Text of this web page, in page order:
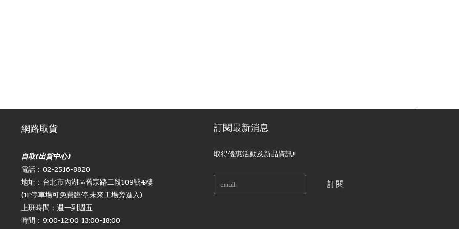
網路取貨
自取(出貨中心)
電話：02-2516-8820
地址：台北市內湖區舊宗路二段109號4樓
(1F停車場可免費臨停,未來工場旁進入)
上班時間：週一到週五
時間：9:00-12:00 13:00-18:00
訂閱最新消息
取得優惠活動及新品資訊!!
訂閱